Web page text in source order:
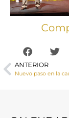
ANTERIOR